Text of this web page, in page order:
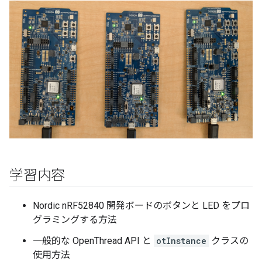
学習内容
Nordic nRF52840 開発ボードのボタンと LED をプロ
グラミングする方法
一般的な OpenThread API と
otInstance クラスの
使用方法